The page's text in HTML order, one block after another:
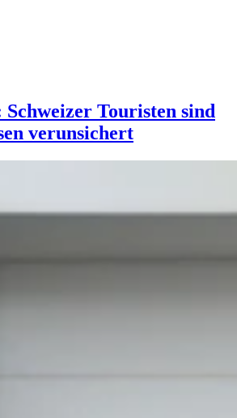
Schweizer Touristen sind
verunsichert